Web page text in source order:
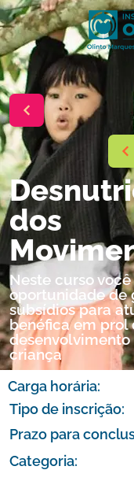
dos
Neste curso
oportunidade de
subsídios para
benéfica em prol
criança
Carga horária:
Tipo de inscrição:
Prazo para
Categoria: